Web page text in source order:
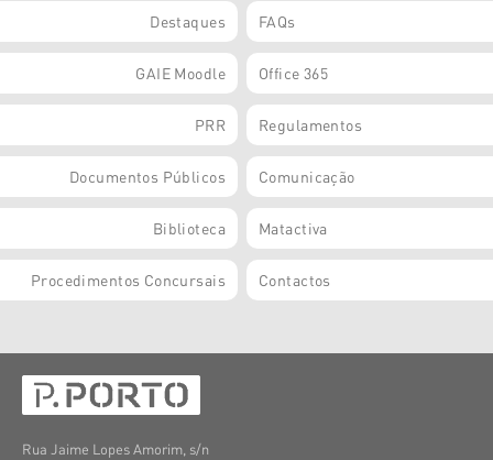
Destaques FAQs
GAIE Moodle Office 365
PRR Regulamentos
Documentos Públicos Comunicação
Biblioteca Matactiva
Procedimentos Concursais Contactos
Rua Jaime Lopes Amorim, s/n